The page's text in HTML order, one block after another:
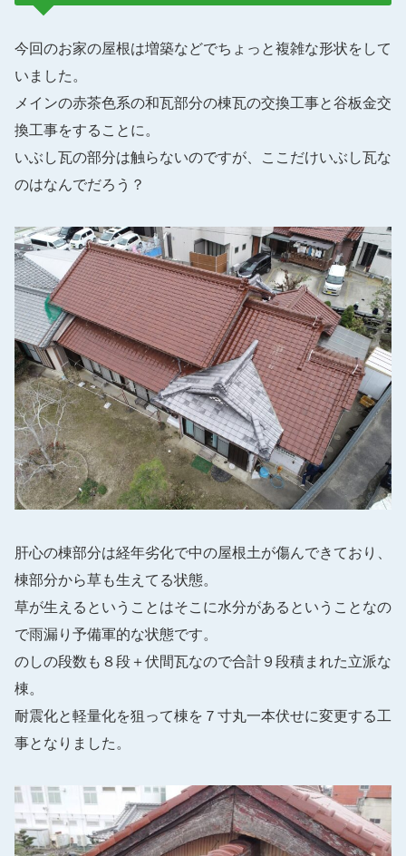
今回のお家の屋根は増築などでちょっと複雑な形状をして
いました。
メインの赤茶色系の和瓦部分の棟瓦の交換工事と谷板金交
換工事をすることに。
いぶし瓦の部分は触らないのですが、ここだけいぶし瓦な
のはなんでだろう？
肝心の棟部分は経年劣化で中の屋根土が傷んできており、
棟部分から草も生えてる状態。
草が生えるということはそこに水分があるということなの
で雨漏り予備軍的な状態です。
のしの段数も８段＋伏間瓦なので合計９段積まれた立派な
棟。
耐震化と軽量化を狙って棟を７寸丸一本伏せに変更する工
事となりました。